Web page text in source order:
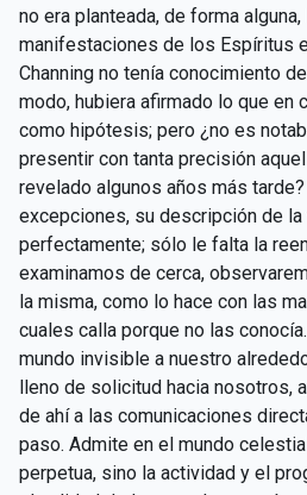
no era planteada, de forma
manifestaciones de los Espíritus
Channing no tenía conocimiento
modo, hubiera afirmado lo que en
como hipótesis; pero ¿no es
presentir con tanta precisión
revelado algunos años más
excepciones, su descripción de la
perfectamente; sólo le falta la
examinamos de cerca,
la misma, como lo hace con las
cuales calla porque no las
mundo invisible a nuestro
lleno de solicitud hacia nosotros,
de ahí a las comunicaciones
paso. Admite en el mundo
perpetua, sino la actividad y el